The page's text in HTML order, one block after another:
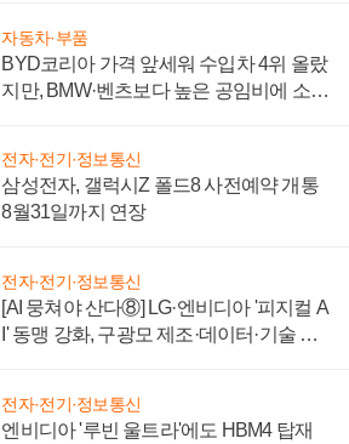
자동차·부품
BYD코리아 가격 앞세워 수입차 4위 올랐
지만, BMW·벤츠보다 높은 공임비에 소비
전자·전기·정보통신
삼성전자, 갤럭시Z 폴드8 사전예약 개통
8월31일까지 연장
전자·전기·정보통신
[AI 뭉쳐야 산다⑧] LG·엔비디아 '피지컬 A
I' 동맹 강화, 구광모 제조·데이터·기술 결
전자·전기·정보통신
엔비디아 '루빈 울트라'에도 HBM4 탑재